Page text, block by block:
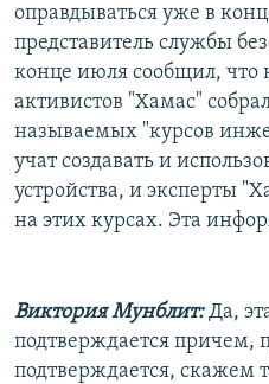
оправдываться уже в
представитель службы
конце июля сообщил, что
активистов "Хамас"
называемых "курсов
учат создавать и
устройства, и эксперты
на этих курсах. Эта
Виктория Мунблит:Да,
подтверждается причем,
подтверждается, скажем